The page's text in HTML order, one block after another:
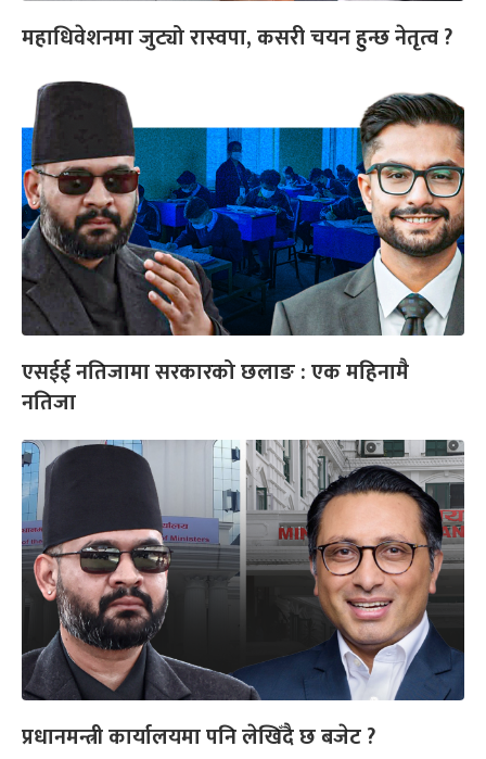
महाधिवेशनमा जुट्यो रास्वपा, कसरी चयन हुन्छ नेतृत्व ?
एसईई नतिजामा सरकारको छलाङ : एक महिनामै
नतिजा
प्रधानमन्त्री कार्यालयमा पनि लेखिँदै छ बजेट ?